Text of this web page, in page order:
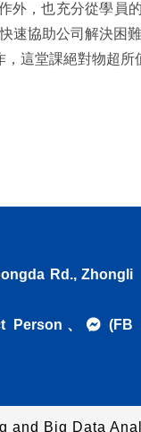
外，也充分從學員
速協助公司解決困難
這堂課絕對物超所
Rd., Zhongli
Person 、
(FB
and Big Data